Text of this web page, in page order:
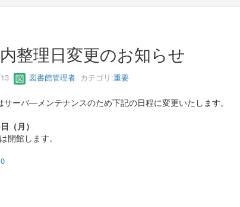
整理日変更のお知らせ
図書館管理者カテゴリ:重要
ーバ―メンテナンスのため下記の日程に変更いたします。
（月）
開館します。